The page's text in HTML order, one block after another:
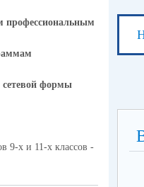
профессиональным
сетевой формы
9-х и 11-х классов -